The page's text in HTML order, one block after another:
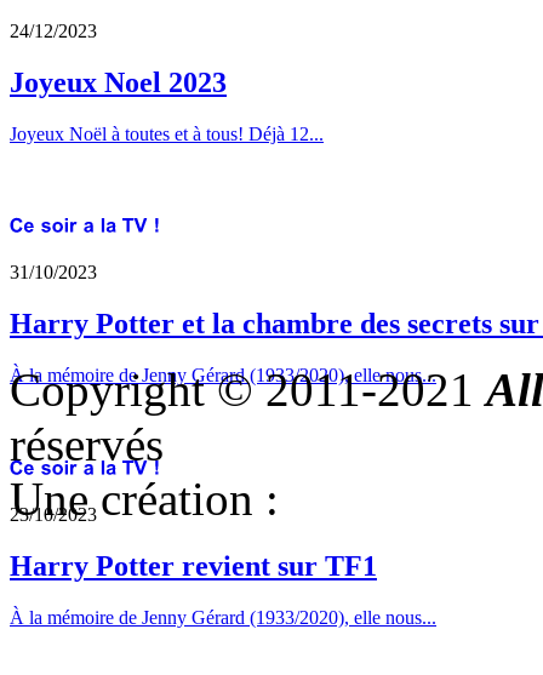
24/12/2023
Joyeux Noel 2023
Joyeux Noël à toutes et à tous! Déjà 12...
31/10/2023
Harry Potter et la chambre des secrets
À la mémoire de Jenny Gérard (1933/2020), elle nous...
23/10/2023
Harry Potter revient sur TF1
À la mémoire de Jenny Gérard (1933/2020), elle nous...
Copyright © 2011-2021
réservés
Une création :